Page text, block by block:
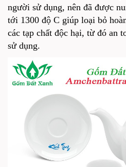
người sử dụng, nên đã được
tới 1300 độ C giúp loại bỏ
các tạp chất độc hại, từ đó an
sử dụng.